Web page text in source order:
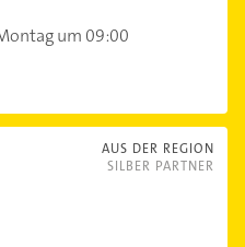
um 09:00
AUS DER REGION
SILBER PARTNER